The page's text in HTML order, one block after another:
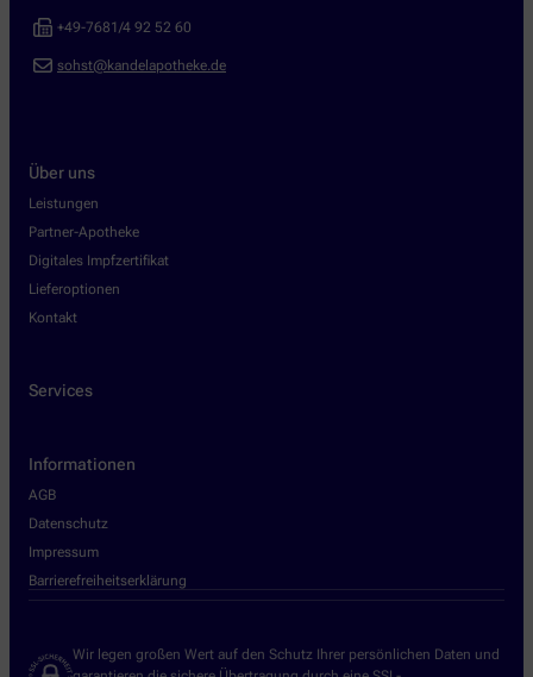
+49-7681/4 92 52 60
sohst@kandelapotheke.de
Über uns
Leistungen
Partner-Apotheke
Digitales Impfzertifikat
Lieferoptionen
Kontakt
Services
Informationen
AGB
Datenschutz
Impressum
Barrierefreiheitserklärung
Wir legen großen Wert auf den Schutz Ihrer persönlichen Daten und